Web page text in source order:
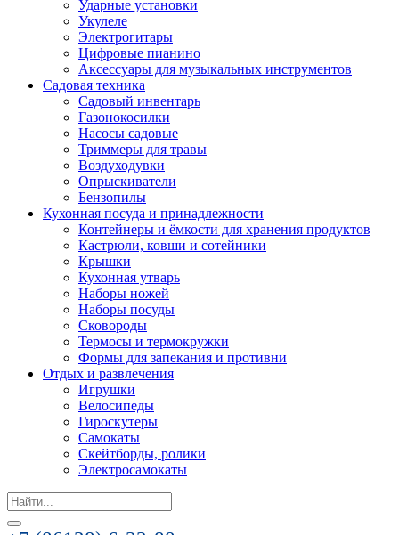
Ударные установки
Укулеле
Электрогитары
Цифровые пианино
Аксессуары для музыкальных инструментов
Садовая техника
Садовый инвентарь
Газонокосилки
Насосы садовые
Триммеры для травы
Воздуходувки
Опрыскиватели
Бензопилы
Кухонная посуда и принадлежности
Контейнеры и ёмкости для хранения продуктов
Кастрюли, ковши и сотейники
Крышки
Кухонная утварь
Наборы ножей
Наборы посуды
Сковороды
Термосы и термокружки
Формы для запекания и противни
Отдых и развлечения
Игрушки
Велосипеды
Гироскутеры
Самокаты
Скейтборды, ролики
Электросамокаты
Search
for: